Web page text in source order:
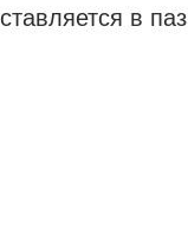
в паз